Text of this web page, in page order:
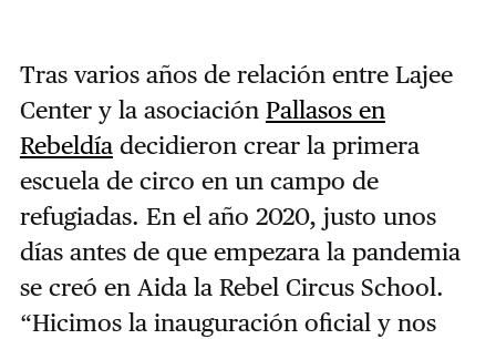
Tras varios años de relación entre Lajee
Center y la asociación Pallasos en
Rebeldíadecidieron crear la primera
escuela de circo en un campo de
refugiadas. En el año 2020, justo unos
días antes de que empezara la pandemia
se creó en Aida la Rebel Circus School.
“Hicimos la inauguración oficial y nos